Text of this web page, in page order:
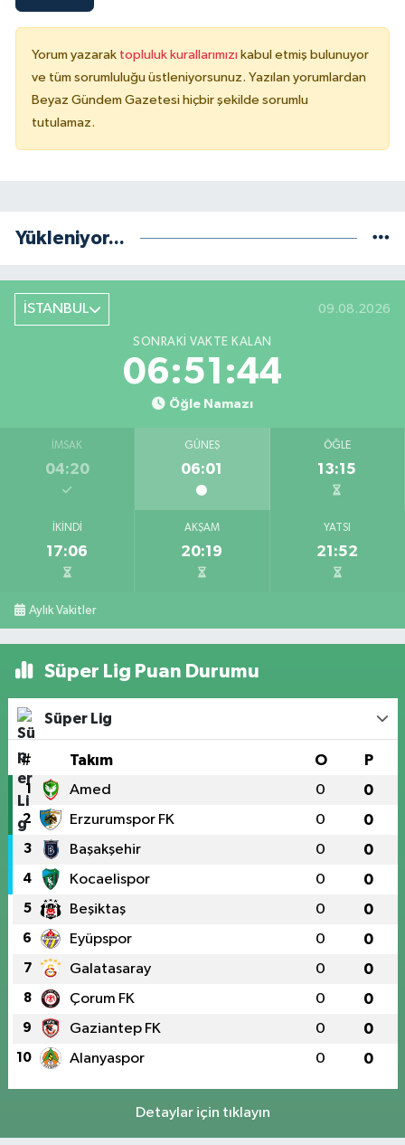
Yorum yazarak topluluk kurallarımızı kabul etmiş bulunuyor
ve tüm sorumluluğu üstleniyorsunuz. Yazılan yorumlardan
Beyaz Gündem Gazetesi hiçbir şekilde sorumlu
tutulamaz.
Yükleniyor...
İSTANBUL 09.08.2026
SONRAKI VAKTE KALAN
06:51:44
Öğle Namazı
İMSAK
04:20
GÜNEŞ
06:01
ÖĞLE
13:15
İKINDI
17:06
AKŞAM
20:19
YATSI
21:52
Aylık Vakitler
Süper Lig Puan Durumu
Süper Lig
# Takım O P
1 Amed 0 0
2 Erzurumspor FK 0 0
3 Başakşehir 0 0
4 Kocaelispor 0 0
5 Beşiktaş 0 0
6 Eyüpspor 0 0
7 Galatasaray 0 0
8 Çorum FK 0 0
9 Gaziantep FK 0 0
10 Alanyaspor 0 0
Detaylar için tıklayın